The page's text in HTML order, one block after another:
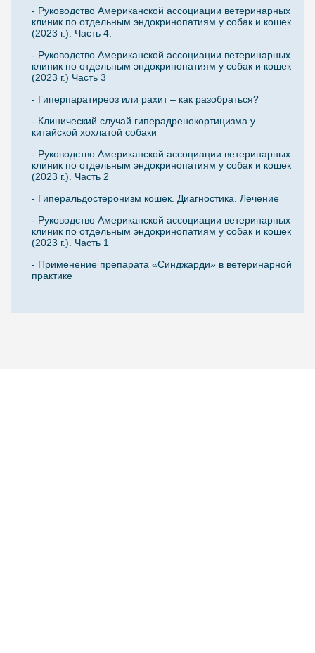
- Руководство Американской ассоциации ветеринарных
клиник по отдельным эндокринопатиям у собак и кошек
(2023 г.). Часть 4.
- Руководство Американской ассоциации ветеринарных
клиник по отдельным эндокринопатиям у собак и кошек
(2023 г.) Часть 3
- Гиперпаратиреоз или рахит – как разобраться?
- Клинический случай гиперадренокортицизма у
китайской хохлатой собаки
- Руководство Американской ассоциации ветеринарных
клиник по отдельным эндокринопатиям у собак и кошек
(2023 г.). Часть 2
- Гиперальдостеронизм кошек. Диагностика. Лечение
- Руководство Американской ассоциации ветеринарных
клиник по отдельным эндокринопатиям у собак и кошек
(2023 г.). Часть 1
- Применение препарата «Синджарди» в ветеринарной
практике